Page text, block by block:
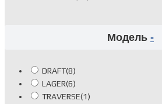
Модель -
DRAFT(8)
LAGER(6)
TRAVERSE(1)